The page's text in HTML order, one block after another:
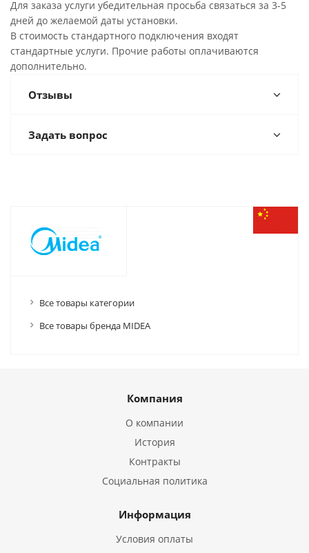
Для заказа услуги убедительная просьба связаться за 3-5
дней до желаемой даты установки.
В стоимость стандартного подключения входят
стандартные услуги. Прочие работы оплачиваются
дополнительно.
Отзывы
Задать вопрос
Все товары категории
Все товары бренда MIDEA
Компания
О компании
История
Контракты
Социальная политика
Информация
Условия оплаты